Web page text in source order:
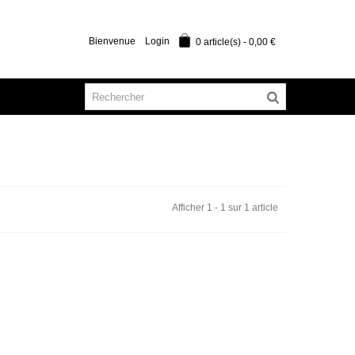
0 article(s) - 0,00 €
Login
Bienvenue
Afficher 1 - 1 sur 1 article